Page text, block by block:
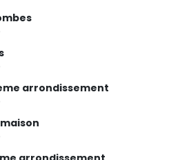
arrondissement